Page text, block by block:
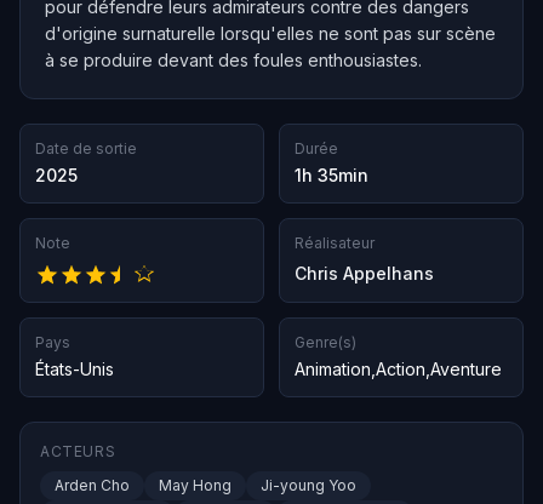
pour défendre leurs admirateurs contre des dangers
d'origine surnaturelle lorsqu'elles ne sont pas sur scène
à se produire devant des foules enthousiastes.
Date de sortie
2025
Durée
1h 35min
Note Réalisateur
Chris Appelhans
Pays
États-Unis
Genre(s)
Animation Action Aventure
ACTEURS
Arden Cho
May Hong
Ji-young Yoo